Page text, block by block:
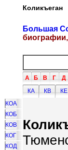
Коликъеган
Большая
А Б В Г Д
КА
КВ КЕ
КОА
КОБ
КОВ
КОГ
КОД